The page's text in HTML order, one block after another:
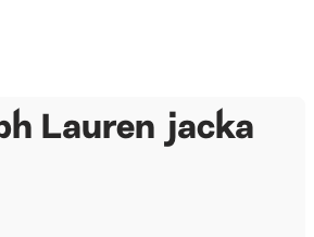
Lauren jacka